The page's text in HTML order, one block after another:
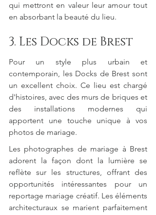
qui mettront en valeur leur amour tout
en absorbant la beauté du lieu.
3. Les Docks de Brest
Pour un style plus urbain et
contemporain, les Docks de Brest sont
un excellent choix. Ce lieu est chargé
d'histoires, avec des murs de briques et
des installations modernes qui
apportent une touche unique à vos
photos de mariage.
Les photographes de mariage à Brest
adorent la façon dont la lumière se
reflète sur les structures, offrant des
opportunités intéressantes pour un
reportage mariage créatif. Les éléments
architecturaux se marient parfaitement